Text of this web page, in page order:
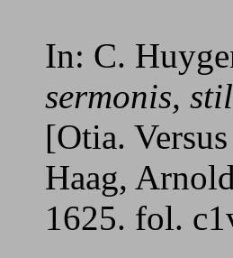
In: C.
sermonis,
[Otia.
Haag,
1625. fol.